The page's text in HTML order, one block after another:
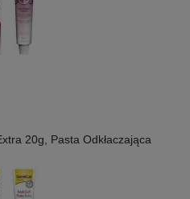
20g, Pasta Odkłaczająca